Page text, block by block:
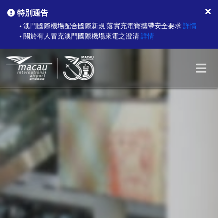
特別通告
● 澳門國際機場配合國際新規 落實充電寶攜帶安全要求詳情
● 關於有人冒充澳門國際機場來電之澄清詳情